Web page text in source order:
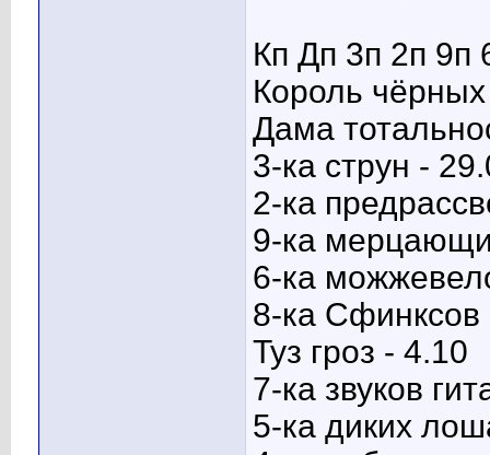
Кп Дп 3п 2п 9п
Король
Дама
3-ка струн -
2-ка
9-ка
6-ка
8-ка Сфинксов
Туз гроз - 4.10
7-ка звуков
5-ка диких